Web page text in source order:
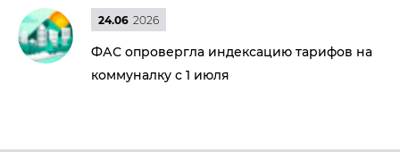
24.06 2026
ФАС опровергла индексацию тарифов на
коммуналку с 1 июля